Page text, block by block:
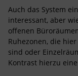
Auch das System
interessant, aber
offenen
Ruhezonen, die
sind oder
Kontrast hierzu